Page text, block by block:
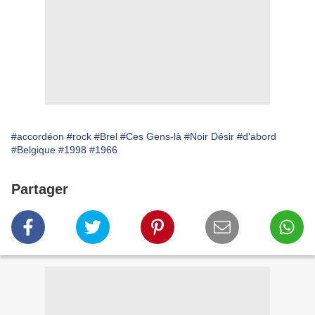
#accordéon #rock #Brel #Ces Gens-là #Noir Désir #d'abord
#Belgique #1998 #1966
Partager